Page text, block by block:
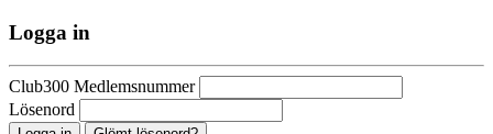
Logga in
Club300 Medlemsnummer
Lösenord